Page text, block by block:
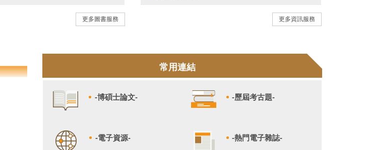
更多圖書服務 更多資訊服務
常用連結
-博碩士論文- -歷屆考古題-
-電子資源- -熱門電子雜誌-